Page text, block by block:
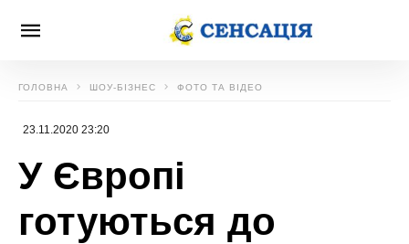
ГОЛОВНА ШОУ-БІЗНЕС ФОТО ТА ВІДЕО
23.11.2020 23:20
У Європі
готуються до